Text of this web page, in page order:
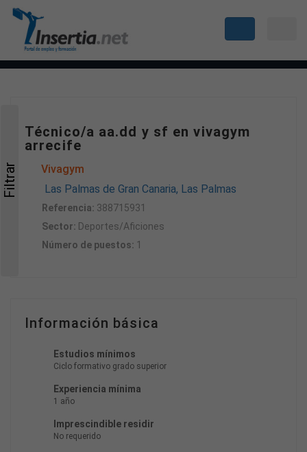
Técnico/a aa.dd y sf en vivagym
arrecife
Vivagym
Las Palmas de Gran Canaria, Las Palmas
Referencia: 388715931
Sector: Deportes/Aficiones
Número de puestos: 1
Información básica
Estudios mínimos
Ciclo formativo grado superior
Experiencia mínima
1 año
Imprescindible residir
No requerido
Filtrar